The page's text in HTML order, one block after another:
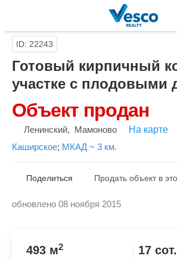
ID: 22243
Готовый кирпичный
участке с плодовыми
Объект продан
Ленинский, Мамоново
На карте
Каширское; МКАД ~ 3 км.
обновлено 08 ноября 2015
Поделиться Продать объект в
493 м2
17 сот.